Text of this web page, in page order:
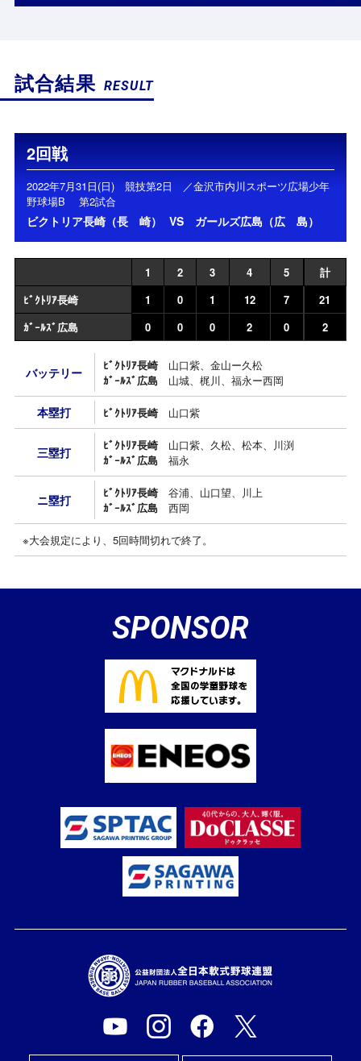
試合結果 RESULT
2回戦
2022年7月31日(日) 競技第2日 ／金沢市内川スポーツ広場少年
野球場B 第2試合
ビクトリア長崎（長 崎） VS ガールズ広島（広 島）
1 2 3 4 5
計
ﾋﾞｸﾄﾘｱ長崎
1 0 1 12 7
21
ｶﾞｰﾙｽﾞ広島
0 0 0 2 0 2
バッテリー ﾋﾞｸﾄﾘｱ長崎
山口紫、金山ー久松
ｶﾞｰﾙｽﾞ広島
山城、梶川、福永ー西岡
本塁打 ﾋﾞｸﾄﾘｱ長崎 山口紫
三塁打 ﾋﾞｸﾄﾘｱ長崎
山口紫、久松、松本、川渕
ｶﾞｰﾙｽﾞ広島
福永
ニ塁打 ﾋﾞｸﾄﾘｱ長崎
谷浦、山口望、川上
ｶﾞｰﾙｽﾞ広島
西岡
※大会規定により、5回時間切れで終了。
SPONSOR